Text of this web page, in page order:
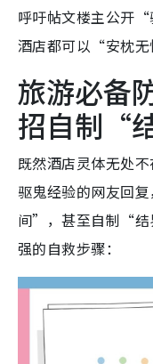
呼吁帖文楼主公开
酒店都可以“安枕无
旅游必备
招自制“
既然酒店灵体无处
驱鬼经验的网友回
间”，甚至自制“结
强的自救步骤：